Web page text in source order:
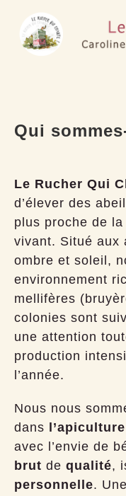
content
Qui
Le Rucher Qui
d’élever des
plus proche de
vivant. Situé aux
ombre et soleil,
environnement
mellifères
colonies sont
une attention
production
l’année.
Nous nous
dans
l’apiculture
avec l’envie de
brut de qualité,
personnelle.